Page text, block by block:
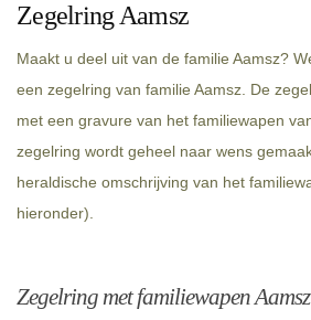
Zegelring Aamsz
Maakt u deel uit van de familie Aamsz?
een zegelring van familie Aamsz. De
met een gravure van het familiewapen
zegelring wordt geheel naar wens
heraldische omschrijving van het
hieronder).
Zegelring met familiewapen Aamsz